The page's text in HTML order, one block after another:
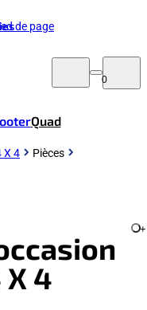
de page
0
Quad
X 4 Pièces
4
+